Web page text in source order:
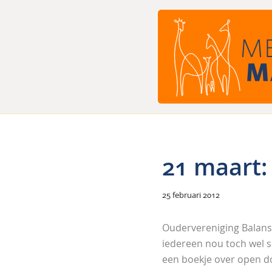
21
25 februari 2012
Oudervereniging
iedereen nou toch wel
een boekje over open